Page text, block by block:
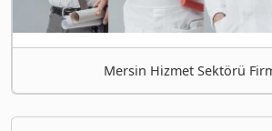
Mersin Hizmet Sektörü